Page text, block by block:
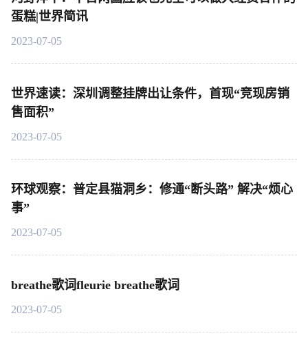
蛋糕|世界简讯
2023-07-05
世界速读：深圳调整挂牌出让条件，首现“竞现房销
售面积”
2023-07-05
环球观察：普定县猫洞乡：修通“断头路” 解决“烦心
事”
2023-07-05
breathe歌词fleurie breathe歌词
2023-07-05